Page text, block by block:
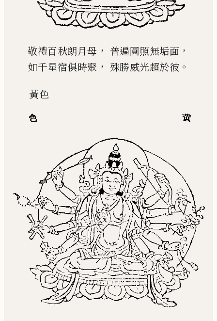
敬禮百秋朗月母 ， 普遍圓照無垢面 ，
如千星宿俱時聚 ， 殊勝威光超於彼 。
黃色